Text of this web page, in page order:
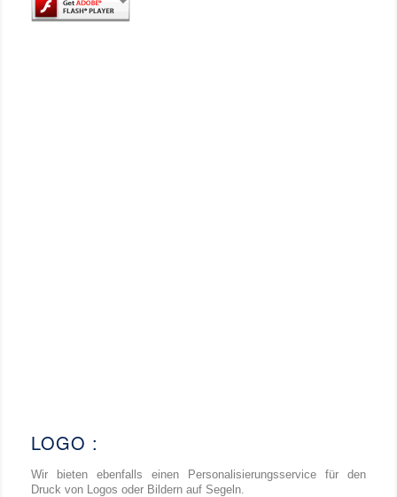
LOGO :
Wir bieten ebenfalls einen Personalisierungsservice für den
Druck von Logos oder Bildern auf Segeln.